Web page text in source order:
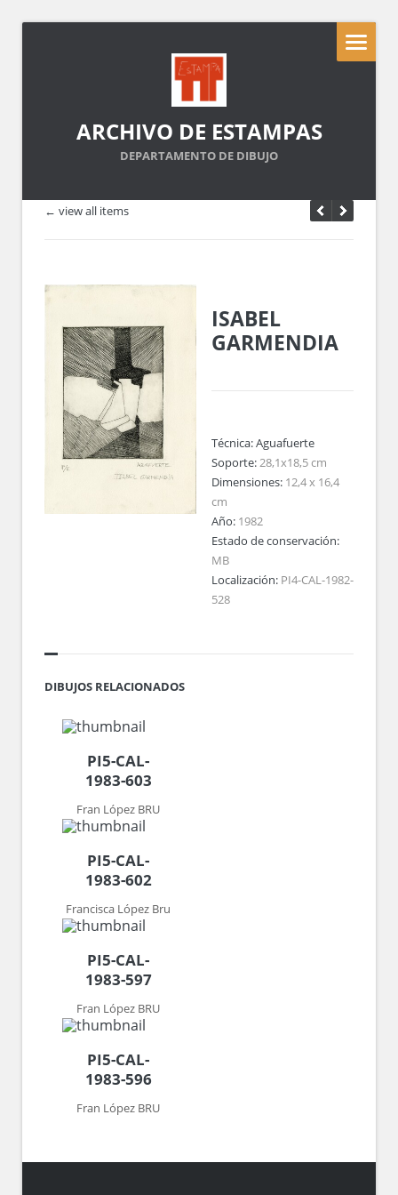
ARCHIVO DE ESTAMPAS
DEPARTAMENTO DE DIBUJO
← view all items
ISABEL
GARMENDIA
Técnica:Aguafuerte
Soporte:28,1x18,5 cm
Dimensiones: 12,4 x 16,4
cm
Año: 1982
Estado de conservación:
MB
Localización: PI4-CAL-1982-
528
DIBUJOS RELACIONADOS
PI5-CAL-
1983-603
Fran López BRU
PI5-CAL-
1983-602
Francisca López Bru
PI5-CAL-
1983-597
Fran López BRU
PI5-CAL-
1983-596
Fran López BRU